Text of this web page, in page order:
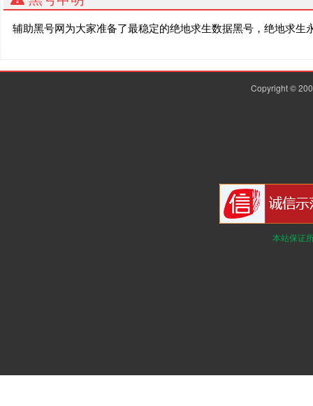
辅助黑号网为大家准备了最稳定的绝地求生数据黑号，绝地求
Copyright ©
本站保证